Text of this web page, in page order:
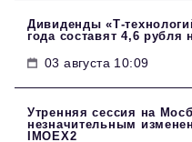
Дивиденды «Т-
года составят 4,6 рубля
03 августа 10:09
Утренняя сессия на
незначительным
IMOEX2